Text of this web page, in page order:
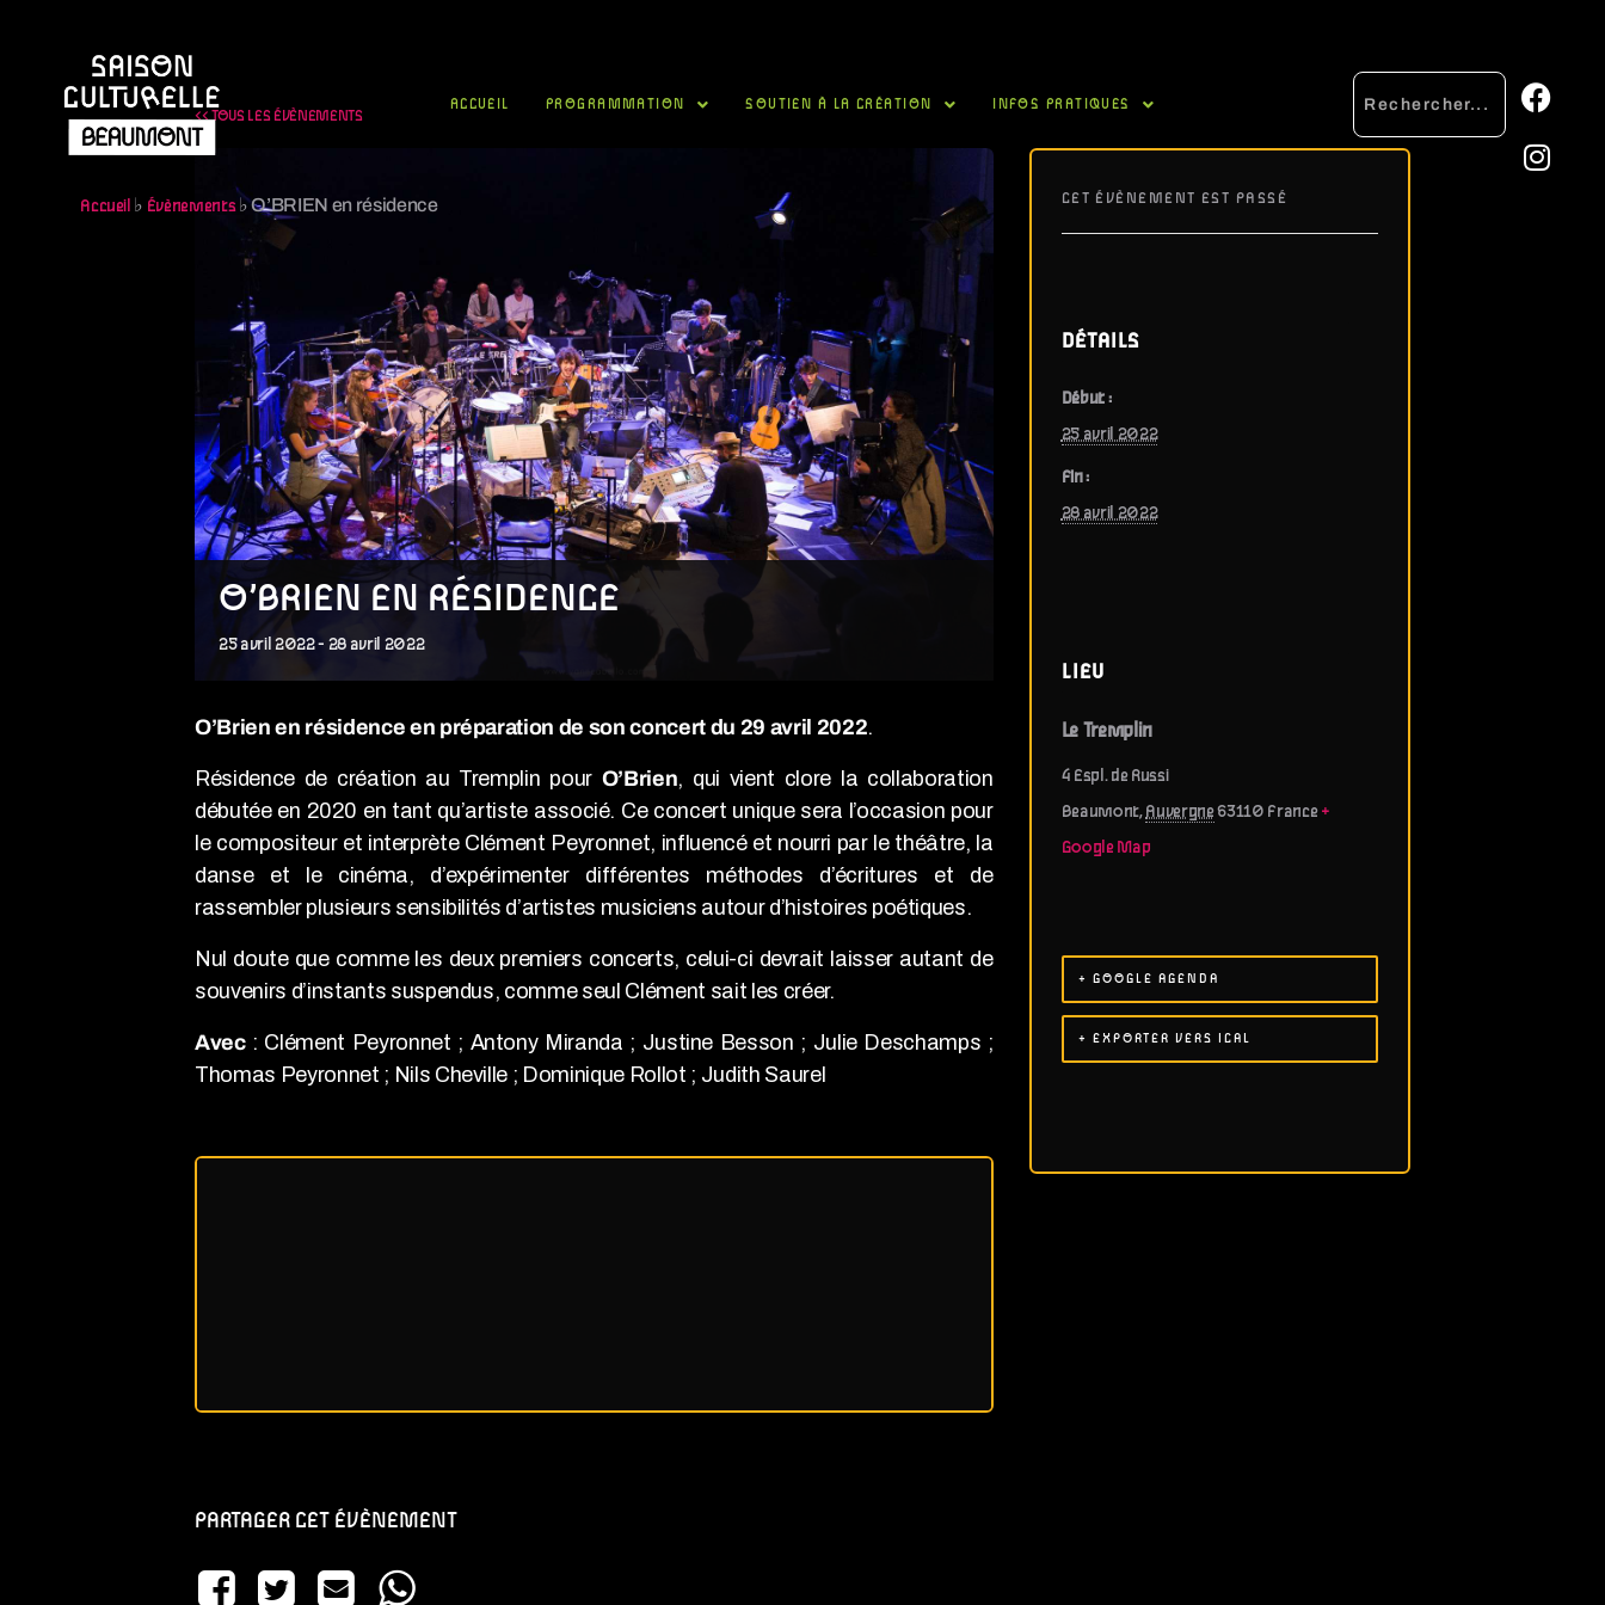
ACCUEIL PROGRAMMATION SOUTIEN À LA CRÉATION INFOS PRATIQUES
Accueil ♭ Évènements♭O’BRIEN en résidence
<< TOUS LES ÉVÈNEMENTS
O’BRIEN EN RÉSIDENCE
25avril 2022- 28 avril 2022
O’Brien en résidence en préparation de son concert du 29 avril 2022.
Résidence de création au Tremplin pour O’Brien, qui vient clore la collaboration
débutée en 2020 en tant qu’artiste associé. Ce concert unique sera l’occasion pour
le compositeur et interprète Clément Peyronnet, influencé et nourri par le théâtre, la
danse et le cinéma, d’expérimenter différentes méthodes d’écritures et de
rassembler plusieurs sensibilités d’artistes musiciens autour d’histoires poétiques.
Nul doute que comme les deux premiers concerts, celui-ci devrait laisser autant de
souvenirs d’instants suspendus, comme seul Clément sait les créer.
Avec: Clément Peyronnet ; Antony Miranda ; Justine Besson ; Julie Deschamps ;
Thomas Peyronnet ; Nils Cheville ; Dominique Rollot ; Judith Saurel
PARTAGER CET ÉVÈNEMENT
CET ÉVÈNEMENT EST PASSÉ
DÉTAILS
Début :
25 avril 2022
Fin :
28 avril 2022
LIEU
Le Tremplin
4 Espl. de Russi
Beaumont,Auvergne63110 France +
Google Map
+ GOOGLE AGENDA
+ EXPORTER VERS ICAL